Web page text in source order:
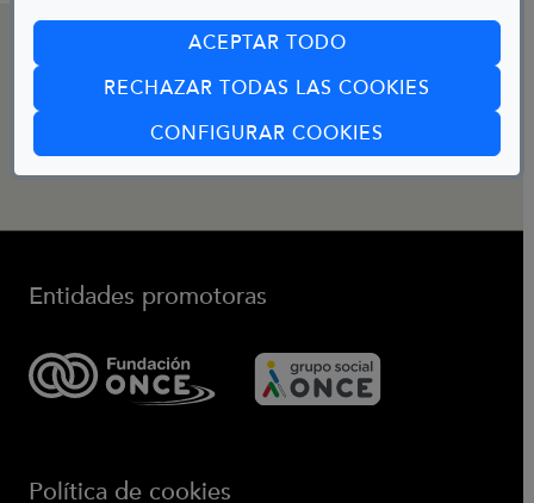
ACEPTAR TODO
RECHAZAR TODAS LAS COOKIES
CONFIGURAR COOKIES
CONTACTO
bibliotecainfantil@fundaciononce.es
Entidades promotoras
(Abre en nueva ventana)
Política de cookies